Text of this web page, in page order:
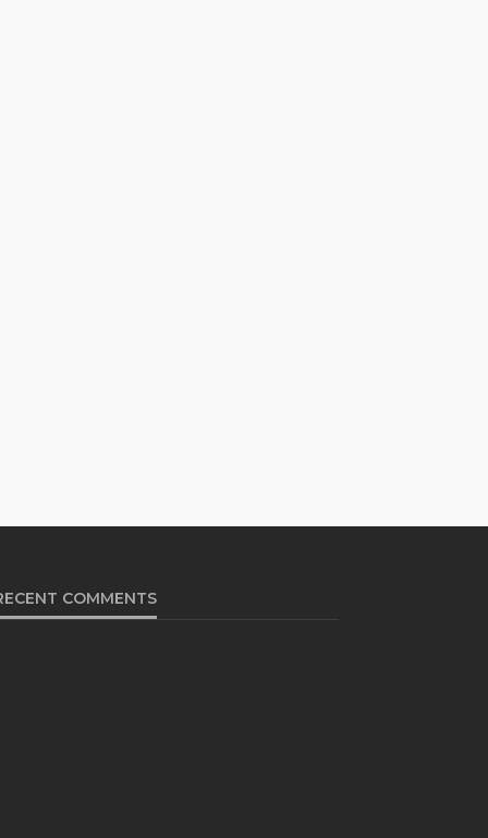
COMMENTS